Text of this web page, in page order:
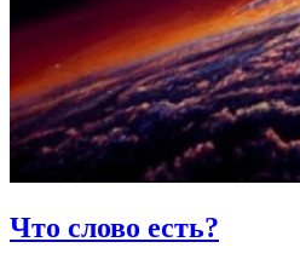
Что слово есть?